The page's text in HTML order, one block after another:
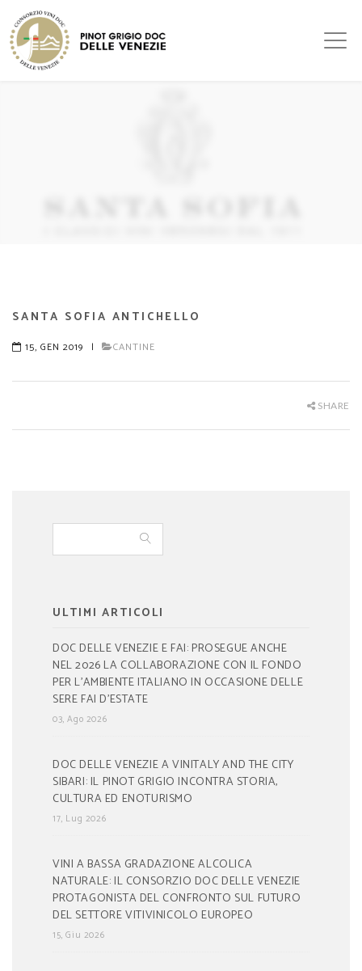
SANTA SOFIA ANTICHELLO
15, GEN 2019 | CANTINE
SHARE
ULTIMI ARTICOLI
DOC DELLE VENEZIE E FAI: PROSEGUE ANCHE
NEL 2026 LA COLLABORAZIONE CON IL FONDO
PER L’AMBIENTE ITALIANO IN OCCASIONE DELLE
SERE FAI D’ESTATE
03, Ago 2026
DOC DELLE VENEZIE A VINITALY AND THE CITY
SIBARI: IL PINOT GRIGIO INCONTRA STORIA,
CULTURA ED ENOTURISMO
17, Lug 2026
VINI A BASSA GRADAZIONE ALCOLICA
NATURALE: IL CONSORZIO DOC DELLE VENEZIE
PROTAGONISTA DEL CONFRONTO SUL FUTURO
DEL SETTORE VITIVINICOLO EUROPEO
15, Giu 2026